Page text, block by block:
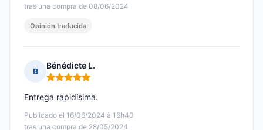
tras una compra de 08/06/2024
Opinión traducida
B
Bénédicte L.
Nota: 5 de 5
Publicado el 16/06/2024 à 16h40
tras una compra de 28/05/2024
Entrega rapidísima.